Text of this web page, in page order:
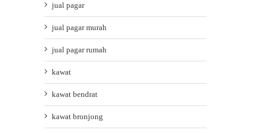
jual pagar
jual pagar murah
jual pagar rumah
kawat
kawat bendrat
kawat bronjong